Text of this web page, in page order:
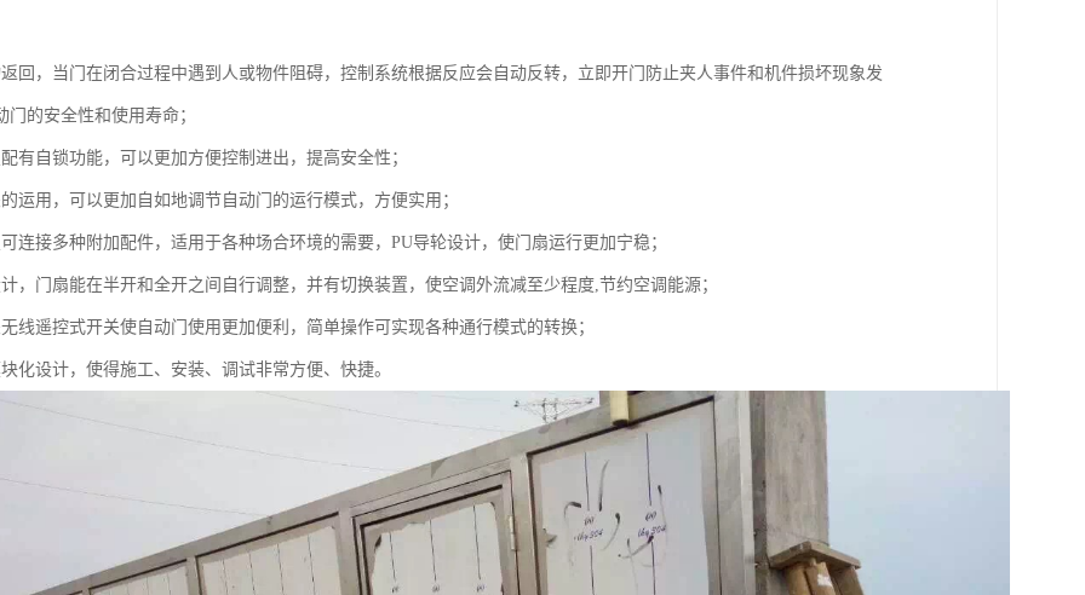
回，当门在闭合过程中遇到人或物件阻碍，控制系统根据反应会自动反转，立即开门防止夹人事件和机件损坏现象发
门的安全性和使用寿命；
有自锁功能，可以更加方便控制进出，提高安全性；
运用，可以更加自如地调节自动门的运行模式，方便实用；
连接多种附加配件，适用于各种场合环境的需要，PU导轮设计，使门扇运行更加宁稳；
，门扇能在半开和全开之间自行调整，并有切换装置，使空调外流减至少程度,节约空调能源；
线遥控式开关使自动门使用更加便利，简单操作可实现各种通行模式的转换；
化设计，使得施工、安装、调试非常方便、快捷。